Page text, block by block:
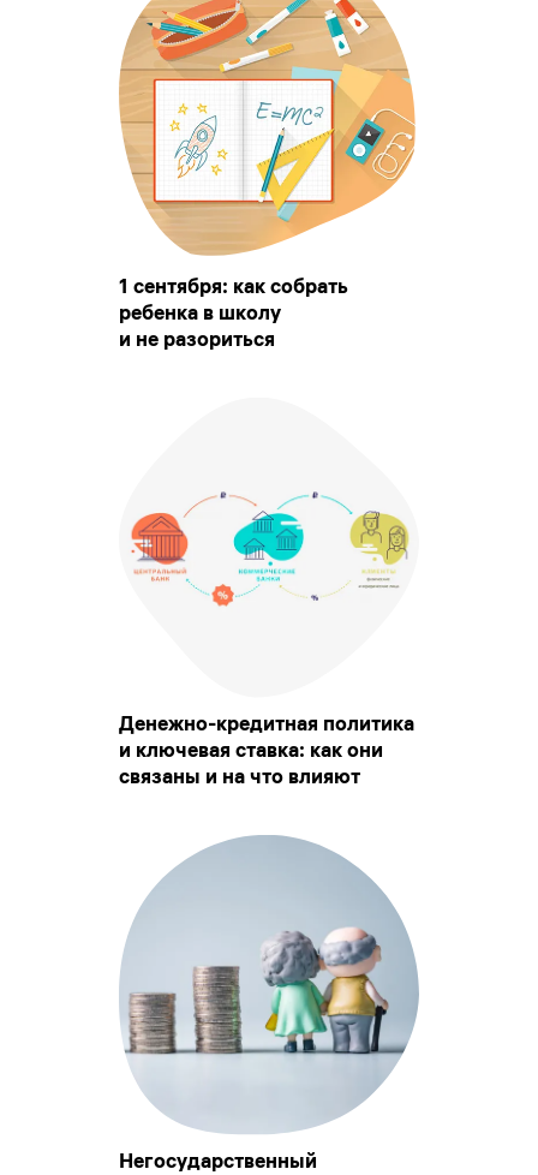
1 сентября: как собрать
ребенка в школу
и не разориться
Денежно-кредитная политика
и ключевая ставка: как они
связаны и на что влияют
Негосударственный